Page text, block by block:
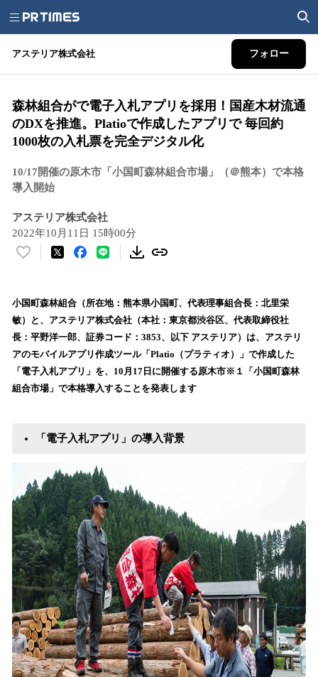
アステリア株式会社 フォロー
森林組合がで電子入札アプリを採用！国産木材流通
のDXを推進。Platioで作成したアプリで 毎回約
1000枚の入札票を完全デジタル化
10/17開催の原木市「小国町森林組合市場」（＠熊本）で本格
導入開始
アステリア株式会社
2022年10月11日 15時00分
い
！
数
を
読
込
み
す
小国町森林組合（所在地：熊本県小国町、代表理事組合長：北里栄
敏）と、アステリア株式会社（本社：東京都渋谷区、代表取締役社
長：平野洋一郎、証券コード：3853、以下 アステリア）は、アステリ
アのモバイルアプリ作成ツール「Platio（プラティオ）」で作成した
「電子入札アプリ」を、10月17日に開催する原木市※１「小国町森林
組合市場」で本格導入することを発表します
「電子入札アプリ」の導入背景